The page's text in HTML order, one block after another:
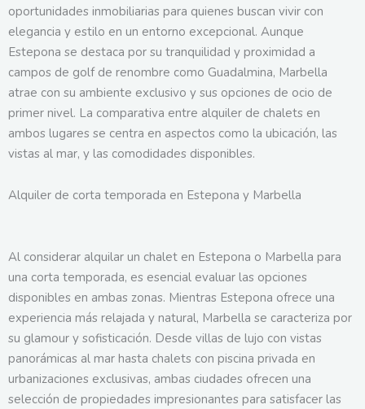
oportunidades inmobiliarias para quienes buscan vivir con
elegancia y estilo en un entorno excepcional. Aunque
Estepona se destaca por su tranquilidad y proximidad a
campos de golf de renombre como Guadalmina, Marbella
atrae con su ambiente exclusivo y sus opciones de ocio de
primer nivel. La comparativa entre alquiler de chalets en
ambos lugares se centra en aspectos como la ubicación, las
vistas al mar, y las comodidades disponibles.
Alquiler de corta temporada en Estepona y Marbella
Al considerar alquilar un chalet en Estepona o Marbella para
una corta temporada, es esencial evaluar las opciones
disponibles en ambas zonas. Mientras Estepona ofrece una
experiencia más relajada y natural, Marbella se caracteriza por
su glamour y sofisticación. Desde villas de lujo con vistas
panorámicas al mar hasta chalets con piscina privada en
urbanizaciones exclusivas, ambas ciudades ofrecen una
selección de propiedades impresionantes para satisfacer las